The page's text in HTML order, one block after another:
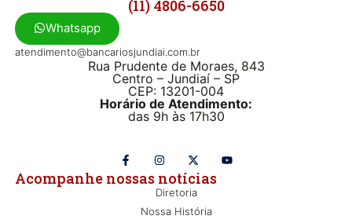
Diretoria
Nossa História
Acompanhe nossas notícias
(11) 4806-6650
Whatsapp
atendimento@bancariosjundiai.com.br
Rua Prudente de Moraes, 843
Centro – Jundiaí – SP
CEP: 13201-004
Horário de Atendimento:
das 9h às 17h30